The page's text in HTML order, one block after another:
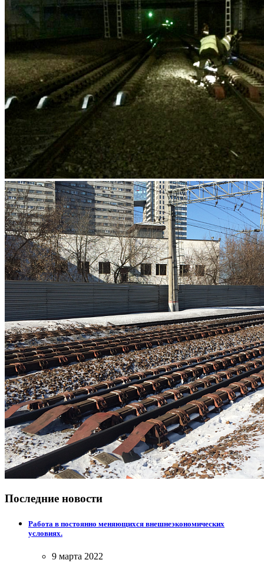
Последние новости
Работа в постоянно меняющихся внешнеэкономических
условиях.
9 марта 2022